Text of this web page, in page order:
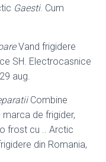
Gaesti. Cum
Vand frigidere
SH. Electrocasnice
aug.
Combine
de frigider,
frost cu .. Arctic
din Romania,